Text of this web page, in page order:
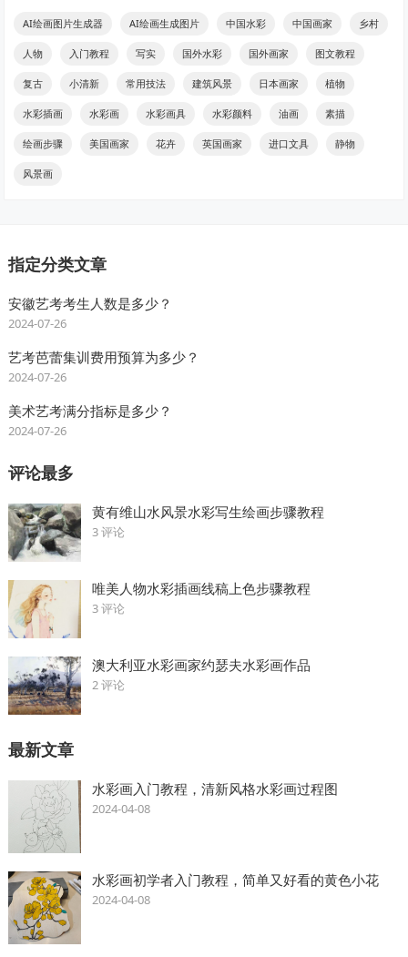
AI绘画图片生成器 AI绘画生成图片 中国水彩 中国画家 乡村
人物 入门教程 写实 国外水彩 国外画家 图文教程
复古 小清新 常用技法 建筑风景 日本画家 植物
水彩插画 水彩画 水彩画具 水彩颜料 油画 素描
绘画步骤 美国画家 花卉 英国画家 进口文具 静物
风景画
指定分类文章
安徽艺考考生人数是多少？
2024-07-26
艺考芭蕾集训费用预算为多少？
2024-07-26
美术艺考满分指标是多少？
2024-07-26
评论最多
黄有维山水风景水彩写生绘画步骤教程
3 评论
唯美人物水彩插画线稿上色步骤教程
3 评论
澳大利亚水彩画家约瑟夫水彩画作品
2 评论
最新文章
水彩画入门教程，清新风格水彩画过程图
2024-04-08
水彩画初学者入门教程，简单又好看的黄色小花
2024-04-08